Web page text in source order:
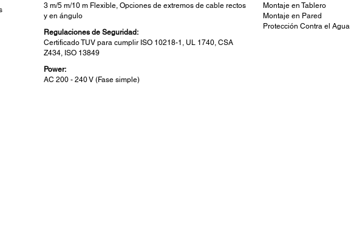
3 m/5 m/10 m Flexible, Opciones de extremos de cable rectos
y en ángulo
Regulaciones de Seguridad:
Certificado TUV para cumplir ISO 10218-1, UL 1740, CSA
Z434, ISO 13849
Power:
AC 200 - 240 V (Fase simple)
Montaje en Tablero
Montaje en Pared
Protección Contra el Agua